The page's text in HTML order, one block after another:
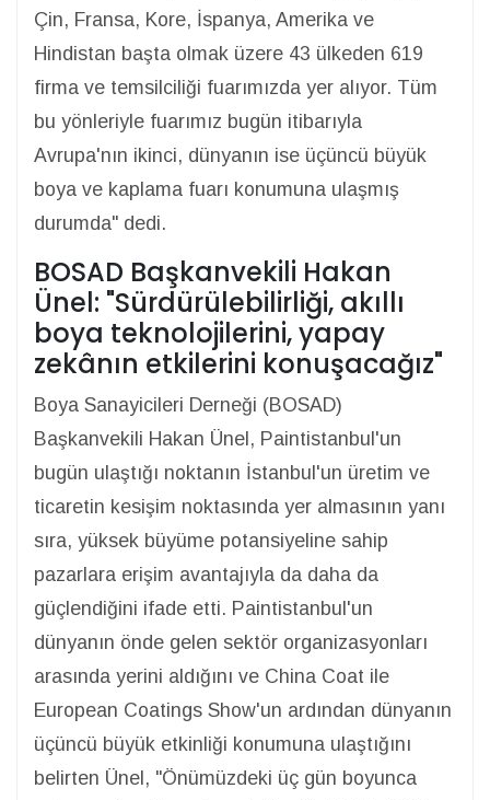
Çin, Fransa, Kore, İspanya, Amerika ve
Hindistan başta olmak üzere 43 ülkeden 619
firma ve temsilciliği fuarımızda yer alıyor. Tüm
bu yönleriyle fuarımız bugün itibarıyla
Avrupa'nın ikinci, dünyanın ise üçüncü büyük
boya ve kaplama fuarı konumuna ulaşmış
durumda" dedi.
BOSAD Başkanvekili Hakan
Ünel: "Sürdürülebilirliği, akıllı
boya teknolojilerini, yapay
zekânın etkilerini konuşacağız"
Boya Sanayicileri Derneği (BOSAD)
Başkanvekili Hakan Ünel, Paintistanbul'un
bugün ulaştığı noktanın İstanbul'un üretim ve
ticaretin kesişim noktasında yer almasının yanı
sıra, yüksek büyüme potansiyeline sahip
pazarlara erişim avantajıyla da daha da
güçlendiğini ifade etti. Paintistanbul'un
dünyanın önde gelen sektör organizasyonları
arasında yerini aldığını ve China Coat ile
European Coatings Show'un ardından dünyanın
üçüncü büyük etkinliği konumuna ulaştığını
belirten Ünel, "Önümüzdeki üç gün boyunca